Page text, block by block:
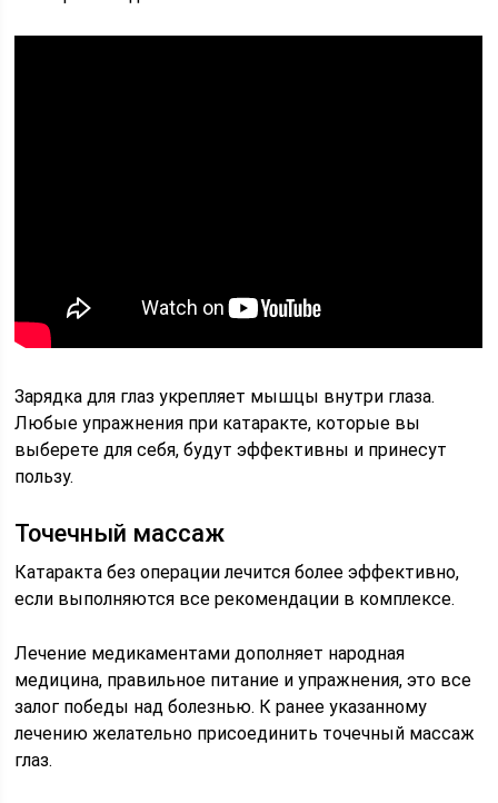
Зарядка для глаз укрепляет мышцы внутри глаза.
Любые упражнения при катаракте, которые вы
выберете для себя, будут эффективны и принесут
пользу.
Точечный массаж
Катаракта без операции лечится более эффективно,
если выполняются все рекомендации в комплексе.
Лечение медикаментами дополняет народная
медицина, правильное питание и упражнения, это все
залог победы над болезнью. К ранее указанному
лечению желательно присоединить точечный массаж
глаз.